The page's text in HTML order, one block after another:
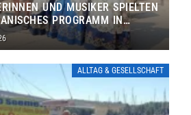
UND MUSIKER SPIELTEN
PROGRAMM IN
ALLTAG & GESELLSCHAFT